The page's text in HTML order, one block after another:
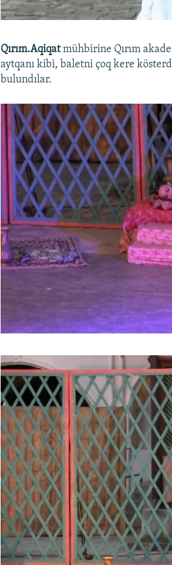
Qırım.Aqiqatmühbirine Qırım
aytqanı kibi, baletni çoq kere
bulundılar.